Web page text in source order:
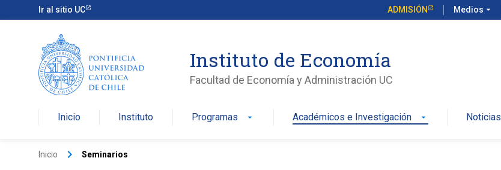
Ir al sitio UC ADMISIÓN Medios arrow_drop_down
Instituto de Economía
Facultad de Economía y Administración UC
Inicio Instituto Programas arrow_drop_down Académicos e Investigación arrow_drop_down Noticias
Inicio keyboard_arrow_right Seminarios